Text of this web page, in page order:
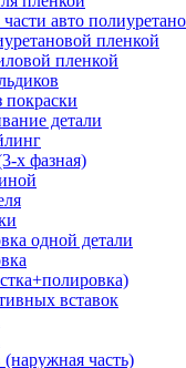
авто
пленкой
пленкой
покраски
детали
х фазная)
одной детали
вставок
часть)